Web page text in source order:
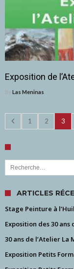
Exposition de
By Las Meninas
1 2 3
Rechercher :
ARTICLES
Stage Peinture à
Exposition des 30
30 ans de l’Atelier La
Exposition Petits